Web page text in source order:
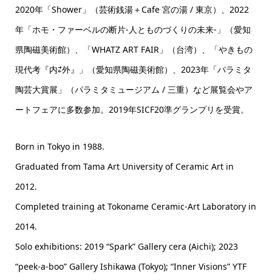
2020年「Shower」（芸術銭湯＋Cafe 宮の湯 / 東京）、2022
年「ホモ・ファーベルの断片-人とものづくりの未来-」（愛知
県陶磁美術館）、「WHATZ ART FAIR」（台湾）、「やきもの
現代考『内⇄外』」（愛知県陶磁美術館）、2023年「パラミタ
陶芸大賞展」（パラミタミュージアム / 三重）など展覧会やア
ートフェアに多数参加。2019年SICF20準グランプリを受賞。
Born in Tokyo in 1988.
Graduated from Tama Art University of Ceramic Art in
2012.
Completed training at Tokoname Ceramic-Art Laboratory in
2014.
Solo exhibitions: 2019 “Spark” Gallery cera (Aichi); 2023
“peek-a-boo” Gallery Ishikawa (Tokyo); “Inner Visions” YTF